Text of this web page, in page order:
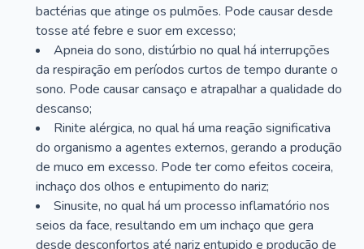
bactérias que atinge os pulmões. Pode causar desde
tosse até febre e suor em excesso;
Apneia do sono, distúrbio no qual há interrupções
da respiração em períodos curtos de tempo durante o
sono. Pode causar cansaço e atrapalhar a qualidade do
descanso;
Rinite alérgica, no qual há uma reação significativa
do organismo a agentes externos, gerando a produção
de muco em excesso. Pode ter como efeitos coceira,
inchaço dos olhos e entupimento do nariz;
Sinusite, no qual há um processo inflamatório nos
seios da face, resultando em um inchaço que gera
desde desconfortos até nariz entupido e produção de